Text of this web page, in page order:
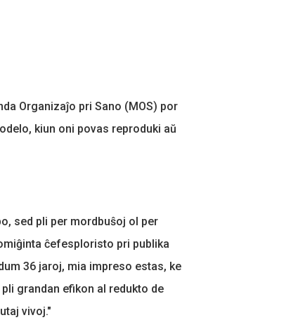
Organizaĵo pri Sano (MOS) por
kiun oni povas reproduki aŭ
sed pli per mordbuŝoj ol per
ĉefesploristo pri publika
36 jaroj, mia impreso estas, ke
grandan efikon al redukto de
vivoj."